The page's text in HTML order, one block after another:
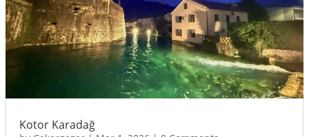
Kotor Karadağ